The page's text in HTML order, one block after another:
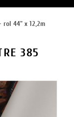
rol 44" x 12,2m
385